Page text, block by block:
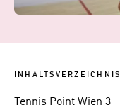
INHALTSVERZEICHNIS
Tennis Point Wien 3